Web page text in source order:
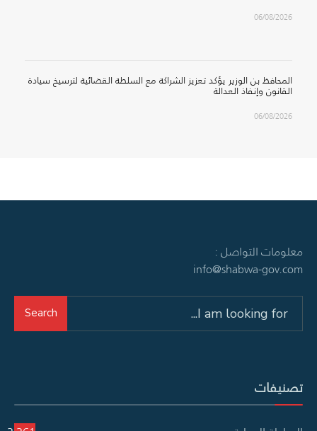
06/08/2026
المحافظ بن الوزير يؤكد تعزيز الشراكة مع السلطة القضائية لترسيخ سيادة
القانون وإنفاذ العدالة
06/08/2026
معلومات التواصل :
info@shabwa-gov.com
Search
تصنيفات